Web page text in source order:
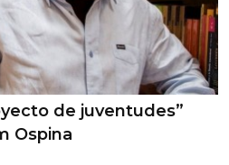
de juventudes”
Ospina